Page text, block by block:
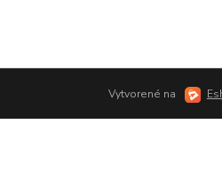
Vytvorené na